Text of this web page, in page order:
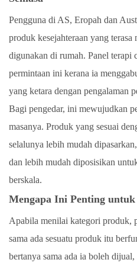
Pengguna di AS, Eropah dan
produk kesejahteraan yang
digunakan di rumah. Panel terapi
permintaan ini kerana ia
yang ketara dengan pengalaman
Bagi pengedar, ini mewujudkan
masanya. Produk yang sesuai
selalunya lebih mudah
dan lebih mudah diposisikan
berskala.
Mengapa Ini Penting untuk
Apabila menilai kategori produk,
sama ada sesuatu produk itu
bertanya sama ada ia boleh dijual,